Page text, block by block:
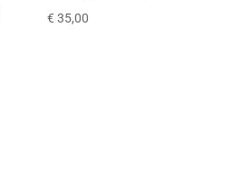
€ 35,00